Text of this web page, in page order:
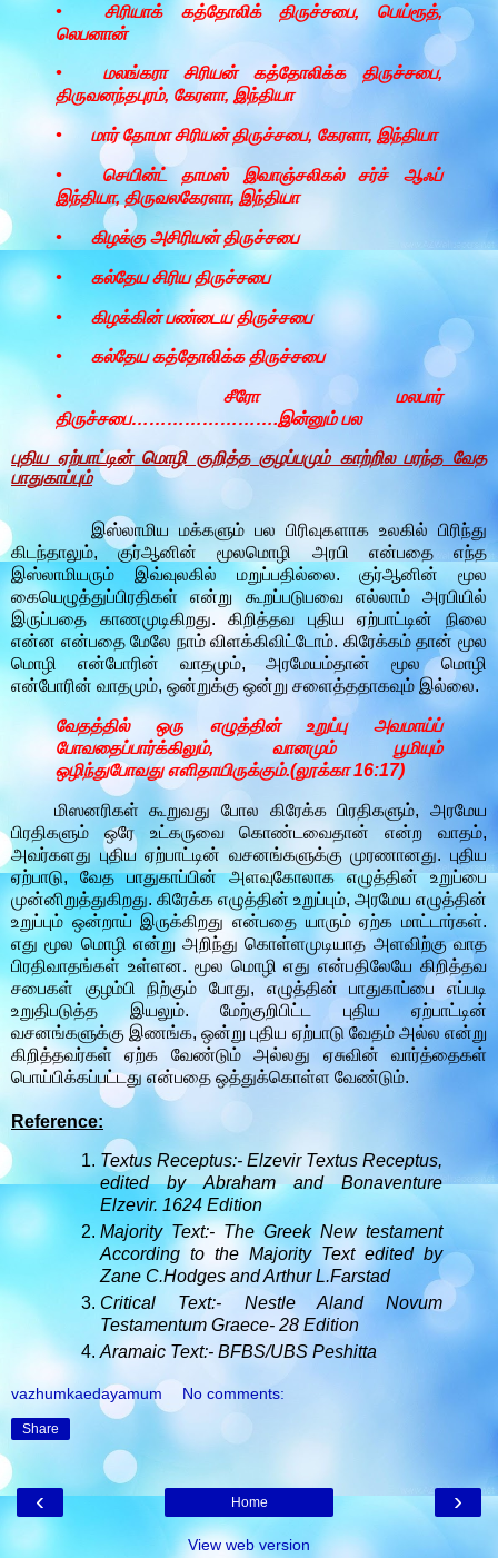
•
சிரியாக் கத்தோலிக் திருச்சபை, பெய்ரூத்,
லெபனான்
•
மலங்கரா சிரியன் கத்தோலிக்க திருச்சபை,
திருவனந்தபுரம், கேரளா, இந்தியா
• மார் தோமா சிரியன் திருச்சபை, கேரளா, இந்தியா
•
செயின்ட் தாமஸ் இவாஞ்சலிகல் சர்ச் ஆஃப்
இந்தியா, திருவலகேரளா, இந்தியா
• கிழக்கு அசிரியன் திருச்சபை
• கல்தேய சிரிய திருச்சபை
• கிழக்கின் பண்டைய திருச்சபை
• கல்தேய கத்தோலிக்க திருச்சபை
•
சீரோ மலபார்
திருச்சபை…………………….இன்னும் பல
புதிய ஏற்பாட்டின் மொழி குறித்த குழப்பமும் காற்றில பரந்த வேத
பாதுகாப்பும்
இஸ்லாமிய மக்களும் பல பிரிவுகளாக உலகில் பிரிந்து
கிடந்தாலும், குர்ஆனின் மூலமொழி அரபி என்பதை எந்த
இஸ்லாமியரும் இவ்வுலகில் மறுப்பதில்லை. குர்ஆனின் மூல
கையெழுத்துப்பிரதிகள் என்று கூறப்படுபவை எல்லாம் அரபியில்
இருப்பதை காணமுடிகிறது. கிறித்தவ புதிய ஏற்பாட்டின் நிலை
என்ன என்பதை மேலே நாம் விளக்கிவிட்டோம். கிரேக்கம் தான் மூல
மொழி என்போரின் வாதமும், அரமேயம்தான் மூல மொழி
என்போரின் வாதமும், ஒன்றுக்கு ஒன்று சளைத்ததாகவும் இல்லை.
வேதத்தில் ஒரு எழுத்தின் உறுப்பு அவமாய்ப்
போவதைப்பார்க்கிலும், வானமும் பூமியும்
ஒழிந்துபோவது எளிதாயிருக்கும்.(லூக்கா 16:17)
மிஸனரிகள் கூறுவது போல கிரேக்க பிரதிகளும், அரமேய
பிரதிகளும் ஒரே உட்கருவை கொண்டவைதான் என்ற வாதம்,
அவர்களது புதிய ஏற்பாட்டின் வசனங்களுக்கு முரணானது. புதிய
ஏற்பாடு, வேத பாதுகாப்பின் அளவுகோலாக எழுத்தின் உறுப்பை
முன்னிறுத்துகிறது. கிரேக்க எழுத்தின் உறுப்பும், அரமேய எழுத்தின்
உறுப்பும் ஒன்றாய் இருக்கிறது என்பதை யாரும் ஏற்க மாட்டார்கள்.
எது மூல மொழி என்று அறிந்து கொள்ளமுடியாத அளவிற்கு வாத
பிரதிவாதங்கள் உள்ளன. மூல மொழி எது என்பதிலேயே கிறித்தவ
சபைகள் குழம்பி நிற்கும் போது, எழுத்தின் பாதுகாப்பை எப்படி
உறுதிபடுத்த இயலும். மேற்குறிபிட்ட புதிய ஏற்பாட்டின்
வசனங்களுக்கு இணங்க, ஒன்று புதிய ஏற்பாடு வேதம் அல்ல என்று
கிறித்தவர்கள் ஏற்க வேண்டும் அல்லது ஏசுவின் வார்த்தைகள்
பொய்பிக்கப்பட்டது என்பதை ஒத்துக்கொள்ள வேண்டும்.
Reference:
Textus Receptus:- Elzevir Textus Receptus,
edited by Abraham and Bonaventure
Elzevir. 1624 Edition
Majority Text:- The Greek New testament
According to the Majority Text edited by
Zane C.Hodges and Arthur L.Farstad
Critical Text:- Nestle Aland Novum
Testamentum Graece- 28 Edition
Aramaic Text:- BFBS/UBS Peshitta
vazhumkaedayamum No comments:
Share
‹ ›
Home
View web version